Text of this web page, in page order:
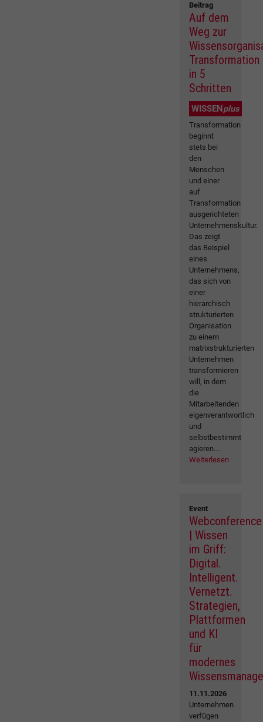
Beitrag
Auf dem
Weg zur
Transformation
in 5
Schritten
WISSENplus
Transformation
beginnt
stets bei
den
Menschen
und einer
auf
Transformation
ausgerichteten
Unternehmenskultur.
Das zeigt
das Beispiel
eines
Unternehmens,
das sich von
einer
hierarchisch
strukturierten
Organisation
zu einem
matrixstrukturierten
Unternehmen
transformieren
will, in dem
die
Mitarbeitenden
eigenverantwortlich
und
selbstbestimmt
agieren....
Weiterlesen
Event
Webconference
| Wissen
im Griff:
Digital.
Intelligent.
Vernetzt.
Strategien,
Plattformen
und KI
für
modernes
11.11.2026
Unternehmen
verfügen